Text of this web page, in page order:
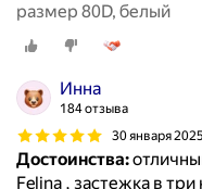
размер 80D, белый
Инна
184 отзыва
30 января 2025
Достоинства:
Felina , застежка в три